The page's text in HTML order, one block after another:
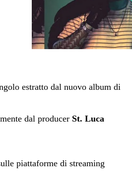
estratto dal nuovo album di
dal producer St. Luca
piattaforme di streaming